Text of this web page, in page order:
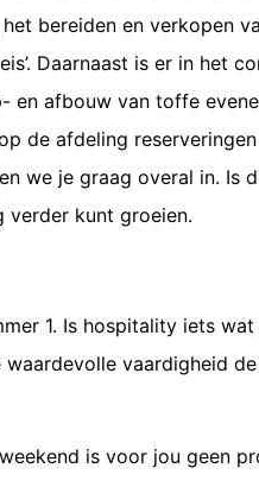
bereiden en verkopen
Daarnaast is er in het
en afbouw van toffe
de afdeling
we je graag overal in. Is
verder kunt groeien.
1. Is hospitality iets
vaardigheid
is voor jou geen